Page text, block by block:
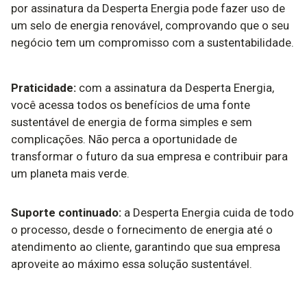
por assinatura da Desperta Energia pode fazer uso de
um selo de energia renovável, comprovando que o seu
negócio tem um compromisso com a sustentabilidade.
Praticidade: com a assinatura da Desperta Energia,
você acessa todos os benefícios de uma fonte
sustentável de energia de forma simples e sem
complicações. Não perca a oportunidade de
transformar o futuro da sua empresa e contribuir para
um planeta mais verde.
Suporte continuado: a Desperta Energia cuida de todo
o processo, desde o fornecimento de energia até o
atendimento ao cliente, garantindo que sua empresa
aproveite ao máximo essa solução sustentável.